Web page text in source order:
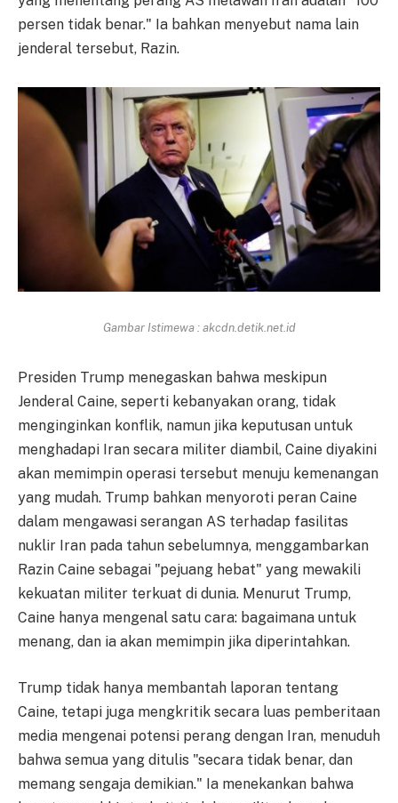
persen tidak benar." Ia bahkan menyebut nama lain
jenderal tersebut, Razin.
Gambar Istimewa : akcdn.detik.net.id
Presiden Trump menegaskan bahwa meskipun
Jenderal Caine, seperti kebanyakan orang, tidak
menginginkan konflik, namun jika keputusan untuk
menghadapi Iran secara militer diambil, Caine diyakini
akan memimpin operasi tersebut menuju kemenangan
yang mudah. Trump bahkan menyoroti peran Caine
dalam mengawasi serangan AS terhadap fasilitas
nuklir Iran pada tahun sebelumnya, menggambarkan
Razin Caine sebagai "pejuang hebat" yang mewakili
kekuatan militer terkuat di dunia. Menurut Trump,
Caine hanya mengenal satu cara: bagaimana untuk
menang, dan ia akan memimpin jika diperintahkan.
Trump tidak hanya membantah laporan tentang
Caine, tetapi juga mengkritik secara luas pemberitaan
media mengenai potensi perang dengan Iran, menuduh
bahwa semua yang ditulis "secara tidak benar, dan
memang sengaja demikian." Ia menekankan bahwa